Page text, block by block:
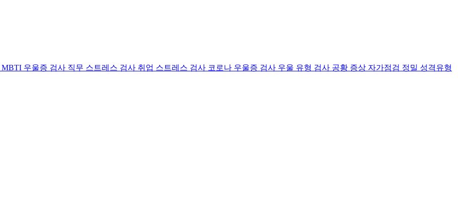
MBTI 우울증 검사 직무 스트레스 검사 취업 스트레스 검사 코로나 우울증 검사 우울 유형 검사 공황 증상 자가점검 정밀 성격유형